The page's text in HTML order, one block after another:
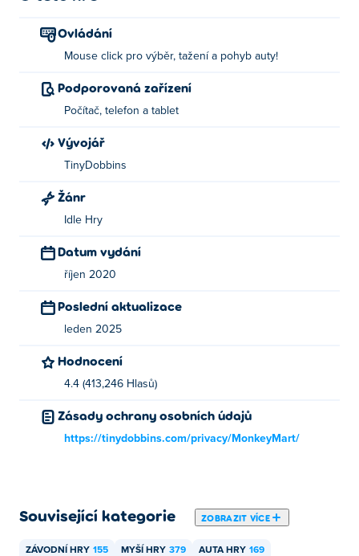
Ovládání
Mouse click pro výběr, tažení a pohyb auty!
Podporovaná zařízení
Počítač, telefon a tablet
Vývojář
TinyDobbins
Žánr
Idle Hry
Datum vydání
říjen 2020
Poslední aktualizace
leden 2025
Hodnocení
4.4 (413,246 Hlasů)
Zásady ochrany osobních údajů
https://tinydobbins.com/privacy/MonkeyMart/
Související kategorie ZOBRAZIT VÍCE
ZÁVODNÍ HRY 155 MYŠÍ HRY 379 AUTA HRY 169